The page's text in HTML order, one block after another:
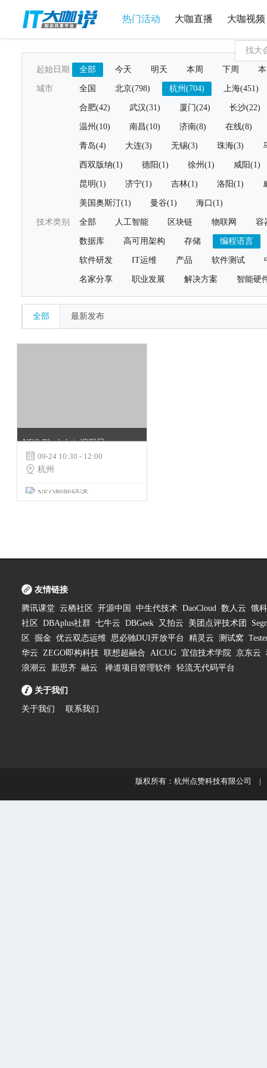
热门活动 大咖直播 大咖视频
起始日期 全部 今天 明天 本周 下周
城市 全国 北京(798) 杭州(704) 上海(451)
合肥(42) 武汉(31) 厦门(24) 长沙(22)
温州(10) 南昌(10) 济南(8) 在线(8)
青岛(4) 大连(3) 无锡(3) 珠海(3)
西双版纳(1) 德阳(1) 徐州(1) 咸阳(1)
昆明(1) 济宁(1) 吉林(1) 洛阳(1)
美国奥斯汀(1) 曼谷(1) 海口(1)
技术类别 全部 人工智能 区块链 物联网 容
数据库 高可用架构 存储 编程语言
软件研发 IT运维 产品 软件测试
名家分享 职业发展 解决方案 智能硬
全部 最新发布
NEO Blockchain编程日－杭州站
 09-24 10:30 - 12:00
 杭州
NEO智能经济
友情链接
腾讯课堂 云栖社区 开源中国 中生代技术 DaoCloud 数人云 饿
社区
DBAplus社群 七牛云 DBGeek 又拍云 美团点评技术团
区
掘金 优云双态运维 思必驰DUI开放平台 精灵云 测试窝
华云 ZEGO即构科技 联想超融合 AICUG 宜信技术学院 京东云
浪潮云
新思齐 融云 禅道项目管理软件 轻流无代码平台
关于我们
关于我们 联系我们
版权所有：杭州点赞科技有限公司